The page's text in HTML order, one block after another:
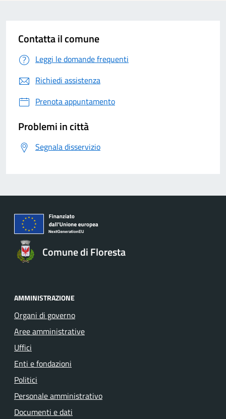
Contatta il comune
Leggi le domande frequenti
Richiedi assistenza
Prenota appuntamento
Problemi in città
Segnala disservizio
Comune di Floresta
AMMINISTRAZIONE
Organi di governo
Aree amministrative
Uffici
Enti e fondazioni
Politici
Personale amministrativo
Documenti e dati